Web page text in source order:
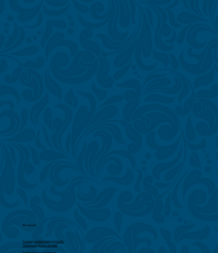
Ressurser
Foredrag, underholdning og musikk
Hornemansgårdens historikk